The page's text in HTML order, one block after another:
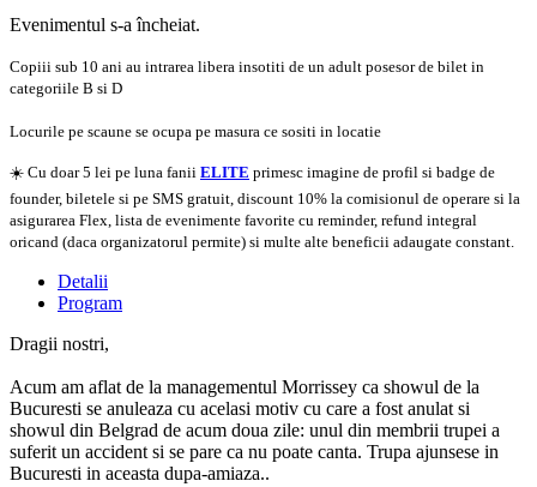
Evenimentul s-a încheiat.
Copiii sub 10 ani au intrarea libera insotiti de un adult posesor de bilet in
categoriile B si D
Locurile pe scaune se ocupa pe masura ce sositi in locatie
☀️ Cu doar 5 lei pe luna fanii ELITE primesc imagine de profil si badge de
founder, biletele si pe SMS gratuit, discount 10% la comisionul de operare si la
asigurarea Flex, lista de evenimente favorite cu reminder, refund integral
oricand (daca organizatorul permite) si multe alte beneficii adaugate constant.
Detalii
Program
Dragii nostri,
Acum am aflat de la managementul Morrissey ca showul de la
Bucuresti se anuleaza cu acelasi motiv cu care a fost anulat si
showul din Belgrad de acum doua zile: unul din membrii trupei a
suferit un accident si se pare ca nu poate canta. Trupa ajunsese in
Bucuresti in aceasta dupa-amiaza..